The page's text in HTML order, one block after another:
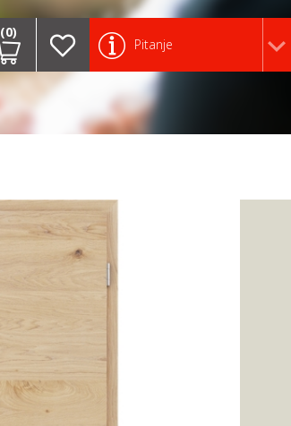
(0)
Pitanje